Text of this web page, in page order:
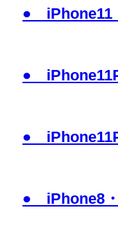
● iPhone11
●
●
● iPhone8・